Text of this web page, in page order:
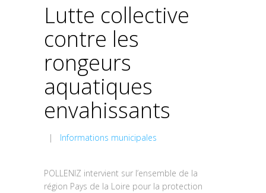
Lutte collective
contre les
rongeurs
aquatiques
envahissants
| Informations municipales
POLLENIZ intervient sur l’ensemble de la
région Pays de la Loire pour la protection